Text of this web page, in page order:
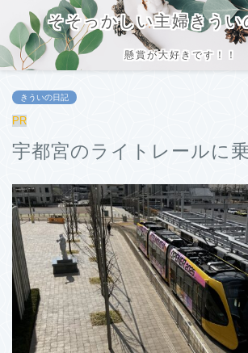
そそっかしい主婦きう
懸賞が大好きです！！
きういの日記
PR
宇都宮のライトレールに